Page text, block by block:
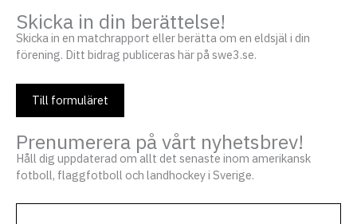
Skicka in din berättelse!
Skicka in en matchrapport eller berätta om en eldsjäl i din
förening. Ditt bidrag publiceras här på swe3.se.
Till formuläret
Prenumerera på vårt nyhetsbrev!
Håll dig uppdaterad om allt det senaste inom amerikansk
fotboll, flaggfotboll och landhockey i Sverige.